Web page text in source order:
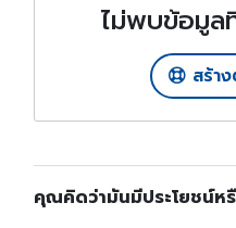
ไม่พบข้อมู
สร้าง
คุณคิดว่ามันมีประโยชน์ห